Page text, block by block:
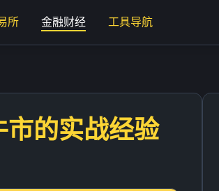
所 金融财经 工具导航
的实战经验